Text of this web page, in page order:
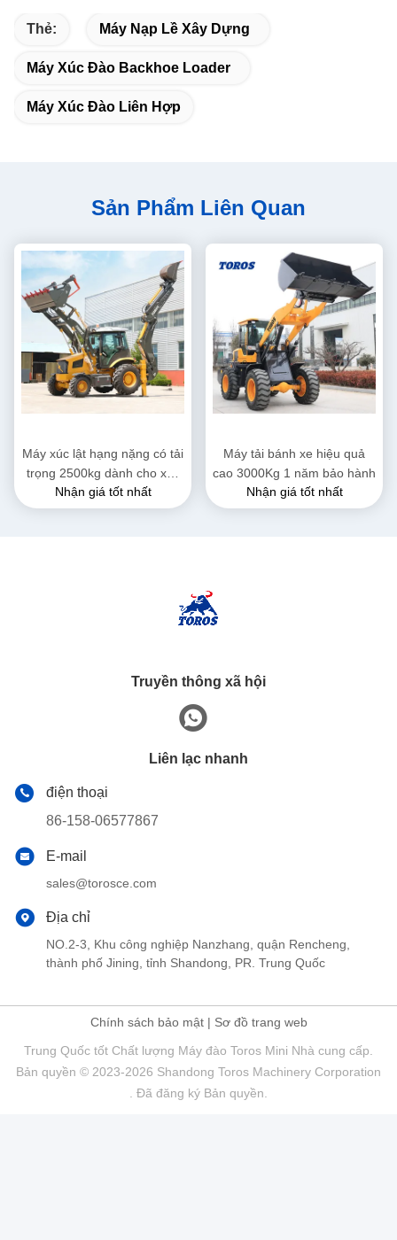
Thẻ: Máy Nạp Lề Xây Dựng
Máy Xúc Đào Backhoe Loader
Máy Xúc Đào Liên Hợp
Sản Phẩm Liên Quan
Máy xúc lật hạng nặng có tải
trọng 2500kg dành cho xây
dựng
Nhận giá tốt nhất
Máy tải bánh xe hiệu quả
cao 3000Kg 1 năm bảo hành
Nhận giá tốt nhất
Truyền thông xã hội
Liên lạc nhanh
điện thoại
86-158-06577867
E-mail
sales@torosce.com
Địa chỉ
NO.2-3, Khu công nghiệp Nanzhang, quận Rencheng,
thành phố Jining, tỉnh Shandong, PR. Trung Quốc
Chính sách bảo mật| Sơ đồ trang web
Trung Quốc tốt Chất lượng Máy đào Toros Mini Nhà cung cấp.
Bản quyền © 2023-2026 Shandong Toros Machinery Corporation
. Đã đăng ký Bản quyền.